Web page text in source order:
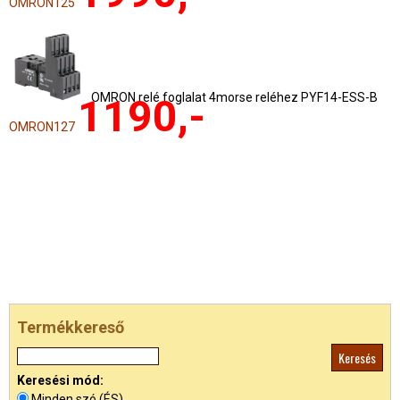
OMRON relé foglalat 4morse reléhez PYF14-ESS-B
OMRON127 1190,-
Termékkereső
Keresési mód: